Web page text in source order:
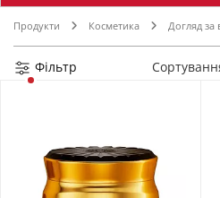
Продукти Косметика Догляд за
Фільтр